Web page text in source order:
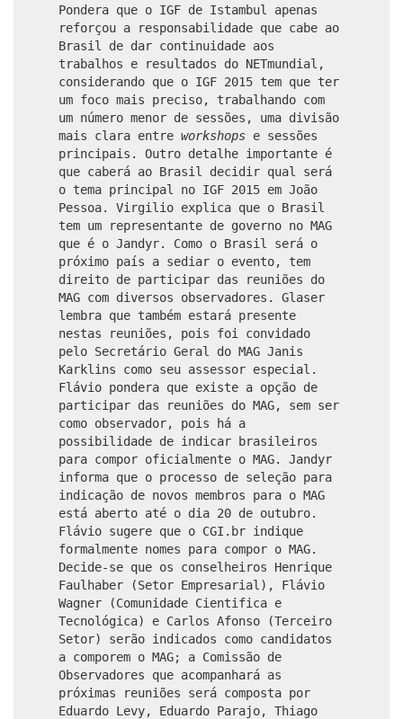
Pondera que o IGF de Istambul apenas
reforçou a responsabilidade que cabe ao
Brasil de dar continuidade aos
trabalhos e resultados do NETmundial,
considerando que o IGF 2015 tem que ter
um foco mais preciso, trabalhando com
um número menor de sessões, uma divisão
mais clara entre workshops e sessões
principais. Outro detalhe importante é
que caberá ao Brasil decidir qual será
o tema principal no IGF 2015 em João
Pessoa. Virgilio explica que o Brasil
tem um representante de governo no MAG
que é o Jandyr. Como o Brasil será o
próximo país a sediar o evento, tem
direito de participar das reuniões do
MAG com diversos observadores. Glaser
lembra que também estará presente
nestas reuniões, pois foi convidado
pelo Secretário Geral do MAG Janis
Karklins como seu assessor especial.
Flávio pondera que existe a opção de
participar das reuniões do MAG, sem ser
como observador, pois há a
possibilidade de indicar brasileiros
para compor oficialmente o MAG. Jandyr
informa que o processo de seleção para
indicação de novos membros para o MAG
está aberto até o dia 20 de outubro.
Flávio sugere que o CGI.br indique
formalmente nomes para compor o MAG.
Decide-se que os conselheiros Henrique
Faulhaber (Setor Empresarial), Flávio
Wagner (Comunidade Cientifica e
Tecnológica) e Carlos Afonso (Terceiro
Setor) serão indicados como candidatos
a comporem o MAG; a Comissão de
Observadores que acompanhará as
próximas reuniões será composta por
Eduardo Levy, Eduardo Parajo, Thiago